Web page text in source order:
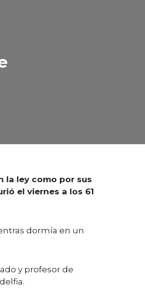
la ley como por sus
el viernes a los 61
dormía en un
y profesor de